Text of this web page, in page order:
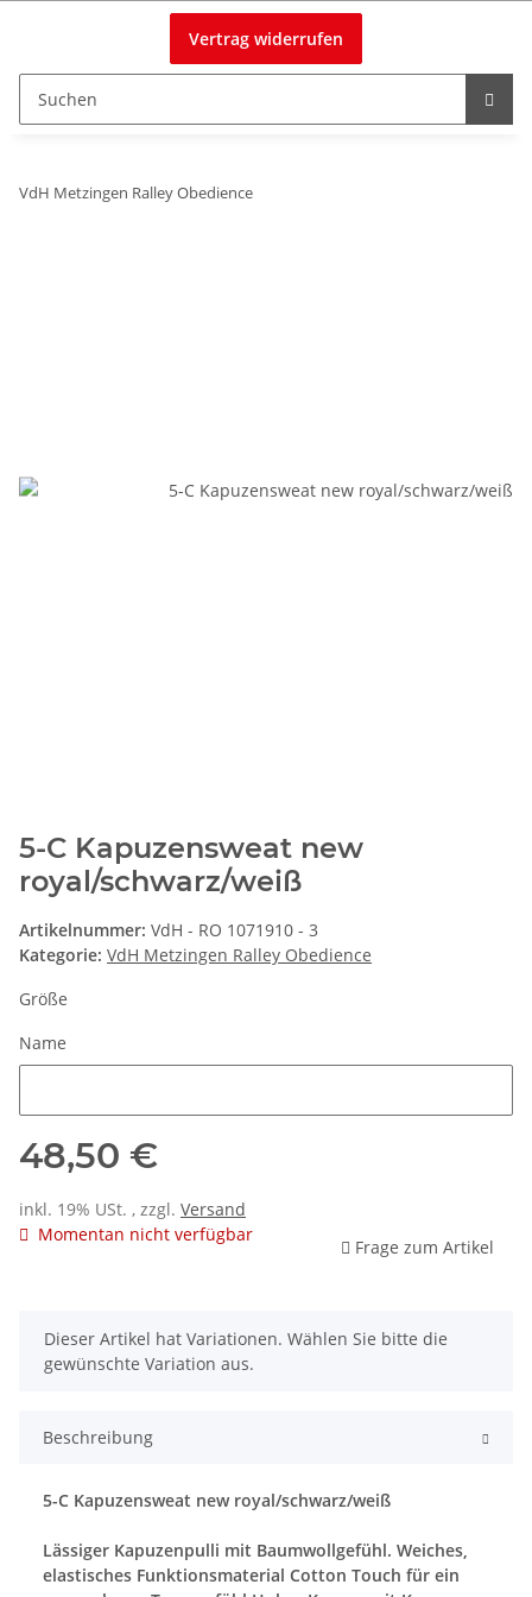
Vertrag widerrufen
VdH Metzingen Ralley Obedience
5-C Kapuzensweat new
royal/schwarz/weiß
Artikelnummer: VdH - RO 1071910 - 3
Kategorie: VdH Metzingen Ralley Obedience
Größe
Name
48,50 €
inkl. 19% USt. , zzgl. Versand
Momentan nicht verfügbar
Frage zum Artikel
x
Dieser Artikel hat Variationen. Wählen Sie bitte die
gewünschte Variation aus.
Beschreibung
5-C Kapuzensweat new royal/schwarz/weiß
Lässiger Kapuzenpulli mit Baumwollgefühl. Weiches,
elastisches Funktionsmaterial Cotton Touch für ein